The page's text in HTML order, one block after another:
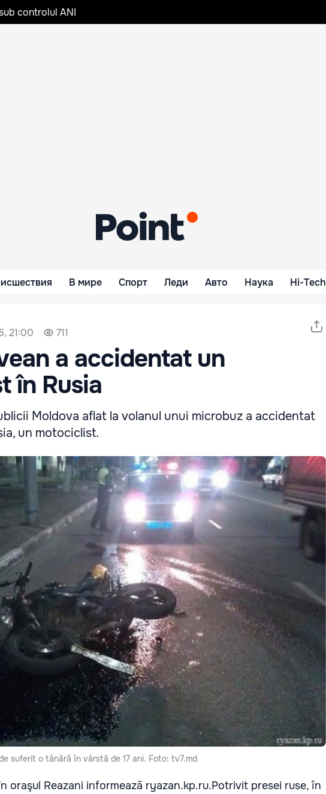
controlul ANI
В мире Спорт Леди Авто Наука Hi-Tech
21:00 711
a accidentat un
în Rusia
Moldova aflat la volanul unui microbuz a accidentat
un motociclist.
suferit o tânără în vârstă de 17 ani. Foto: tv7.md
oraşul Reazani informează ryazan.kp.ru.Potrivit presei ruse, în